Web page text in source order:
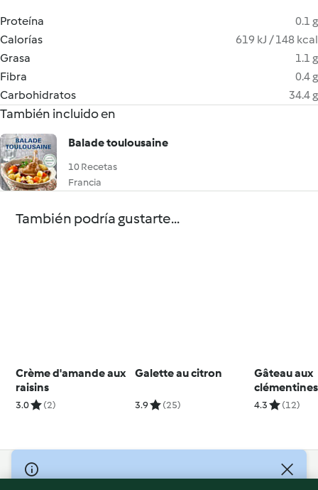
Proteína
0.1 g
Calorías
619 kJ / 148 kcal
Grasa
1.1 g
Fibra
0.4 g
Carbohidratos
34.4 g
También incluido en
Balade toulousaine
10 Recetas
Francia
También podría gustarte...
Crème d'amande aux
raisins
3.0 (2)
Galette au citron
3.9 (25)
Gâteau aux
clémentines
4.3 (12)
© Copyright 2026